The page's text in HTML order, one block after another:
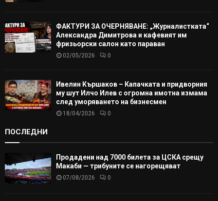
ФАКТУРИ ЗА ОЧЕРНЯВАНЕ: „Журналистката“
Александра Димитрова и кафевият им
фризьорски салон като параван
02/05/2026 0
Ивелин Кършаков – Капачката и придворния
му шут Илчо Илев с огромна имотна измама
след уморяването на бизнесмен
18/04/2026 0
ПОСЛЕДНИ
Продадени над 7000 билета за ЦСКА срещу
Макаби — трибуните се нагорещяват
07/08/2026 0